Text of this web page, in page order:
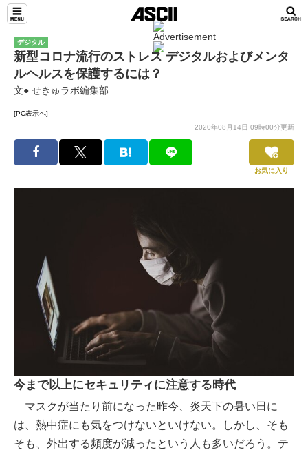
デジタル
新型コロナ流行のストレス デジタルおよびメンタ
ルヘルスを保護するには？
文● せきゅラボ編集部
[PC表示へ]
2020年08月14日 09時00分更新
お気に入り
今まで以上にセキュリティに注意する時代
マスクが当たり前になった昨今、炎天下の暑い日に
は、熱中症にも気をつけないといけない。しかし、そも
そも、外出する頻度が減ったという人も多いだろう。テ